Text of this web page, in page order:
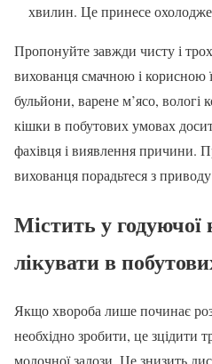
хвилин. Це принесе
Пропонуйте завжди чисту і
вихованця смачною і
бульйони, варене м’ясо, вологі
кішки в побутових умовах
фахівця і виявлення причини.
вихованця порадьтеся з
Містить у
лікувати в
Якщо хвороба лише починає
необхідно зробити, це зцідити
молочної залози. Це знизить